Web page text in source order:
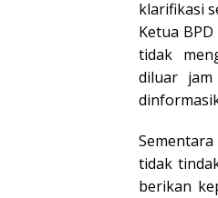
klarifikasi
Ketua
tidak
diluar
tidak
berikan